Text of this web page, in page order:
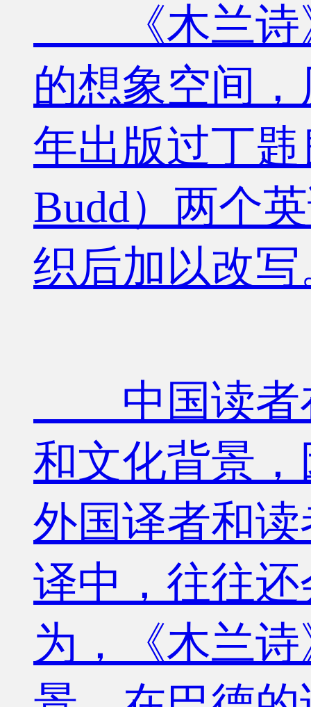
《木兰诗》
的想象空间
年出版过丁韪
Budd）两个
织后加以改写
中国读者在
和文化背景
外国译者和
译中，往往
为，《木兰